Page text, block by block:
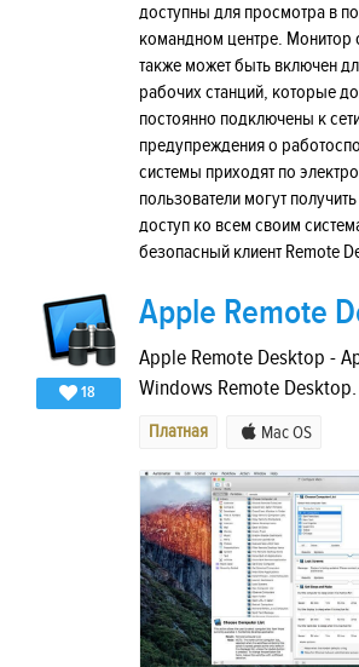
доступны для просмотра в
командном центре. Монитор
также может быть включен
рабочих станций, которые
постоянно подключены к
предупреждения о
системы приходят по
пользователи могут
доступ ко всем своим
безопасный клиент Remote
18
Apple Remote
Apple Remote Desktop -
Windows Remote Desktop.
Платная Mac OS